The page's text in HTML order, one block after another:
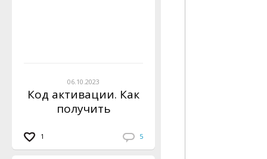
1 5
06.10.2023
Код активации. Как
получить